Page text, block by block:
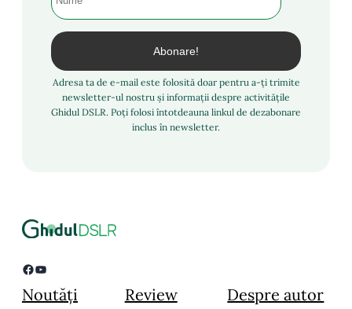
Adresa ta de e-mail este folosită doar pentru a-ți trimite
newsletter-ul nostru și informații despre activitățile
Ghidul DSLR. Poți folosi întotdeauna linkul de dezabonare
inclus în newsletter.
Facebook YouTube
Noutăți
Review
Despre autor